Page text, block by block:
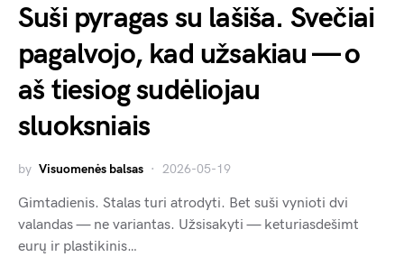
Suši pyragas su lašiša. Svečiai
pagalvojo, kad užsakiau — o
aš tiesiog sudėliojau
sluoksniais
by Visuomenės balsas 2026-05-19
Gimtadienis. Stalas turi atrodyti. Bet suši vynioti dvi
valandas — ne variantas. Užsisakyti — keturiasdešimt
eurų ir plastikinis…